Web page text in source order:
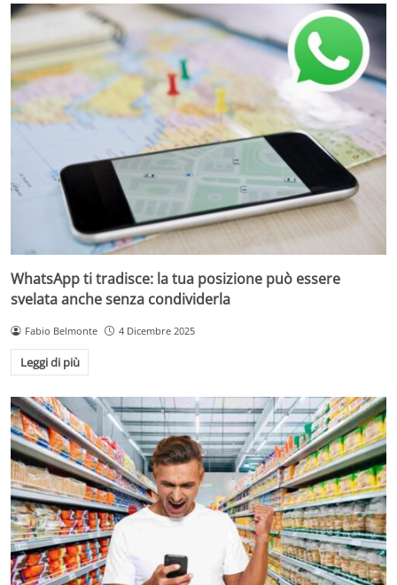
WhatsApp ti tradisce: la tua posizione può essere
svelata anche senza condividerla
Fabio Belmonte 4 Dicembre 2025
Leggi di più